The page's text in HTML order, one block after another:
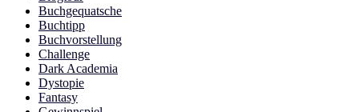
Buchgequatsche
Buchtipp
Buchvorstellung
Challenge
Dark Academia
Dystopie
Fantasy